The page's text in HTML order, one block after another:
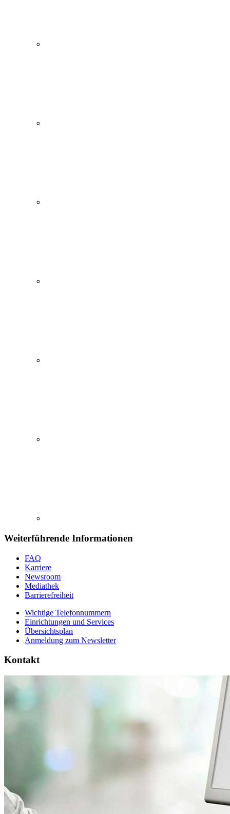
Weiterführende Informationen
FAQ
Karriere
Newsroom
Mediathek
Barrierefreiheit
Wichtige Telefonnummern
Einrichtungen und Services
Übersichtsplan
Anmeldung zum Newsletter
Kontakt